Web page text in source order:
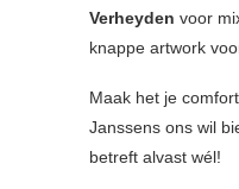
Verheyden voor
knappe artwork
Maak het je
Janssens ons wil
betreft alvast wél!